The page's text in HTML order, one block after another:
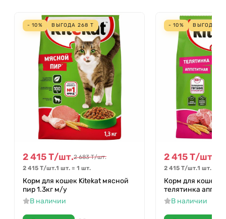
- 10% ВЫГОДА 268 Т
2 415Т/шт.2 683 Т/шт.
2 415 Т/шт.1 шт. = 1 шт.
Корм для кошек Kitekat мясной
пир 1.3кг м/у
В наличии
- 10% ВЫГОДА
2 415Т/шт.
2 415 Т/шт.1 шт.
Корм для кошек
телятинка
В наличии